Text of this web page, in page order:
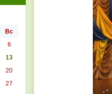
кален
Вс
6
13
20
27